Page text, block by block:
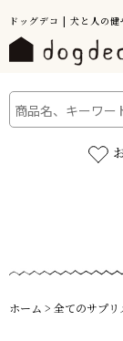
ドッグデコ | 犬と人の
ホーム > 全てのサプリ